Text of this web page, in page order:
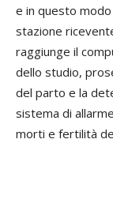
e in questo
stazione
raggiunge il
dello studio,
del parto e la
sistema di
morti e fertilità